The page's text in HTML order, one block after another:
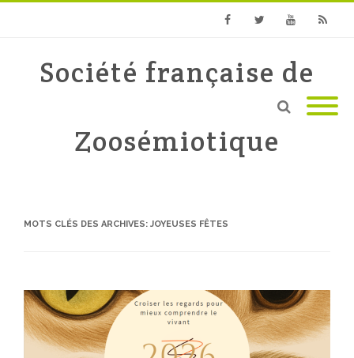
Société française de
Zoosémiotique
MOTS CLÉS DES ARCHIVES: JOYEUSES FÊTES